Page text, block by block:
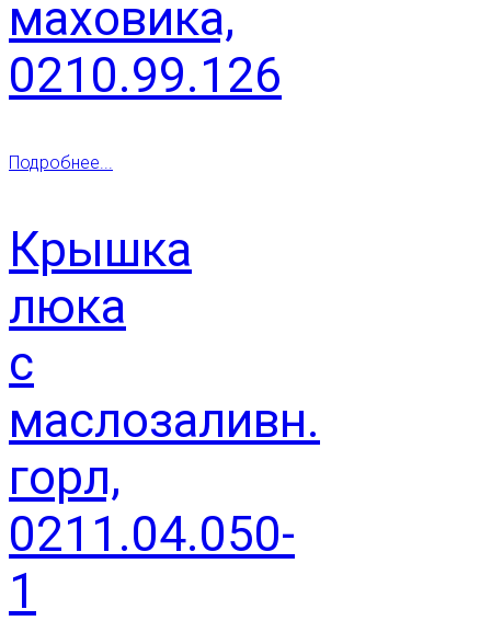
маховика,
0210.99.126
Подробнее...
Крышка
люка
с
маслозаливн.
горл,
0211.04.050-
1